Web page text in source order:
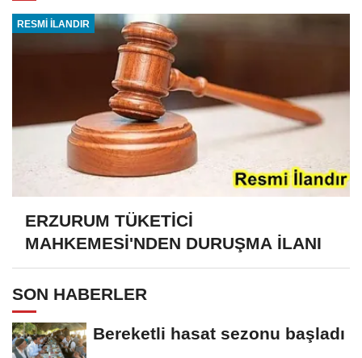
RESMİ İLANDIR
ERZURUM TÜKETİCİ
MAHKEMESİ'NDEN DURUŞMA İLANI
SON HABERLER
Bereketli hasat sezonu başladı